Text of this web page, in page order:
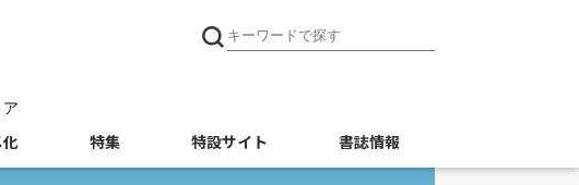
特集 特設サイト 書誌情報